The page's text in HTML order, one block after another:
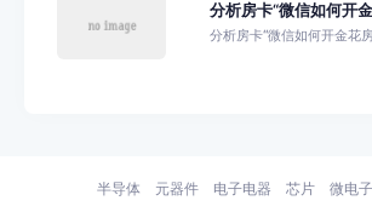
分析房卡“微信如何开
分析房卡“微信如何开金花
半导体 元器件 电子电器 芯片 微电子